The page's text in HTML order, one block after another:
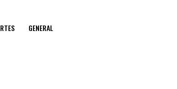
GENERAL